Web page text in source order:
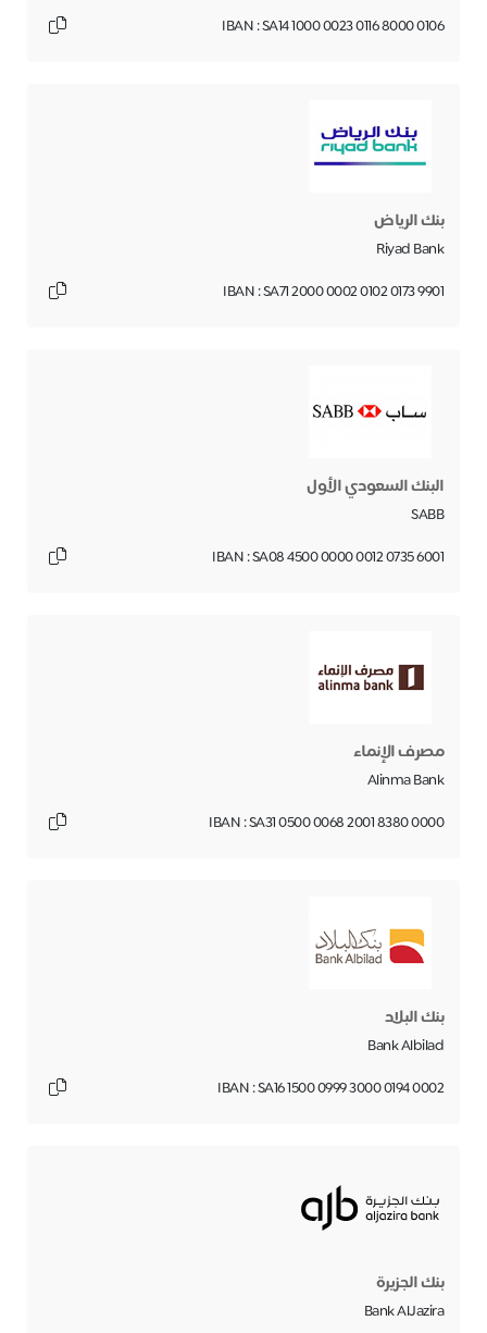
IBAN : SA14 1000 0023 0116 8000 0106
بنك الریاض
Riyad Bank
IBAN : SA71 2000 0002 0102 0173 9901
البنك السعودي الأول
SABB
IBAN : SA08 4500 0000 0012 0735 6001
مصرف الإنماء
Alinma Bank
IBAN : SA31 0500 0068 2001 8380 0000
بنك البلاد
Bank Albilad
IBAN : SA16 1500 0999 3000 0194 0002
بنك الجزیرة
Bank AlJazira